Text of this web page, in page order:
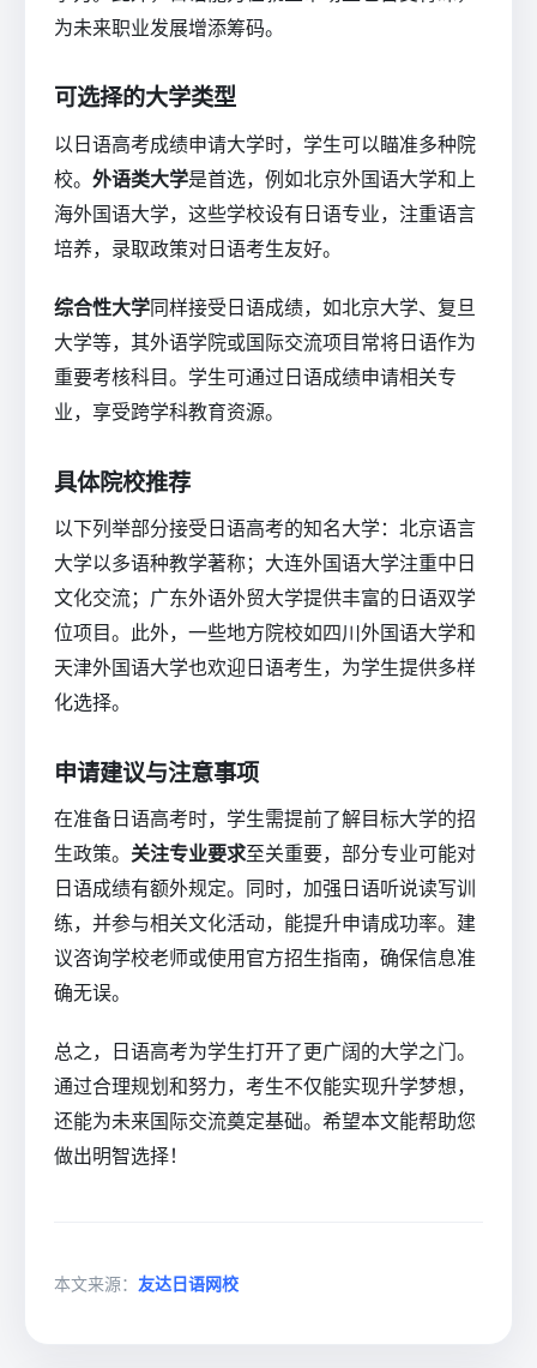
为未来职业发展增添筹码。
可选择的大学类型
以日语高考成绩申请大学时，学生可以瞄准多种院
校。 外语类大学是首选，例如北京外国语大学和上
海外国语大学，这些学校设有日语专业，注重语言
培养，录取政策对日语考生友好。
综合性大学同样接受日语成绩，如北京大学、复旦
大学等，其外语学院或国际交流项目常将日语作为
重要考核科目。学生可通过日语成绩申请相关专
业，享受跨学科教育资源。
具体院校推荐
以下列举部分接受日语高考的知名大学：北京语言
大学以多语种教学著称；大连外国语大学注重中日
文化交流；广东外语外贸大学提供丰富的日语双学
位项目。此外，一些地方院校如四川外国语大学和
天津外国语大学也欢迎日语考生，为学生提供多样
化选择。
申请建议与注意事项
在准备日语高考时，学生需提前了解目标大学的招
生政策。 关注专业要求至关重要，部分专业可能对
日语成绩有额外规定。同时，加强日语听说读写训
练，并参与相关文化活动，能提升申请成功率。建
议咨询学校老师或使用官方招生指南，确保信息准
确无误。
总之，日语高考为学生打开了更广阔的大学之门。
通过合理规划和努力，考生不仅能实现升学梦想，
还能为未来国际交流奠定基础。希望本文能帮助您
做出明智选择！
本文来源： 友达日语网校